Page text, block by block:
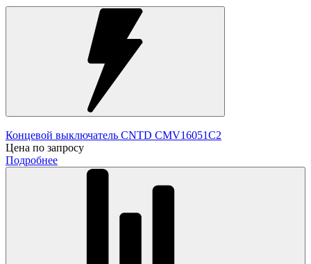
Концевой выключатель CNTD CMV16051C2
Цена по запросу
Подробнее